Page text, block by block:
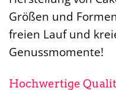
Größen und
freien Lauf und
Genussmomente!
Hochwertige